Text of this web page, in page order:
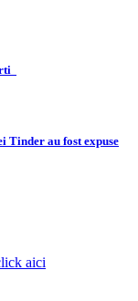
Tinder au fost expuse
aici